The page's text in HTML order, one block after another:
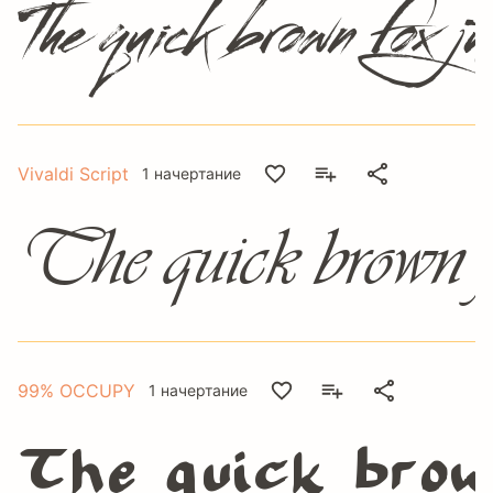
The quick brown fox
Vivaldi Script 1 начертание
The quick brown
99% OCCUPY 1 начертание
The quick